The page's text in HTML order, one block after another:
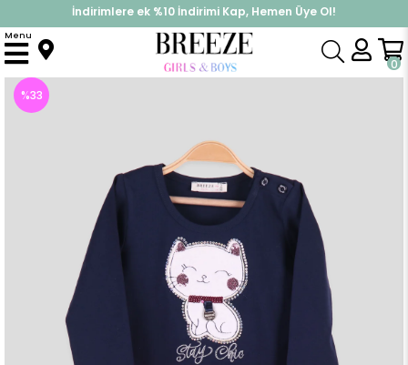
%30 Sepette Yaz İndirimi, Hemen Al!
İndirimlere ek %10 İndirimi Kap, Hemen Üye Ol!
0
Menu
Anasayfa Elbise Modelleri Uzun Kol Elbise
%33